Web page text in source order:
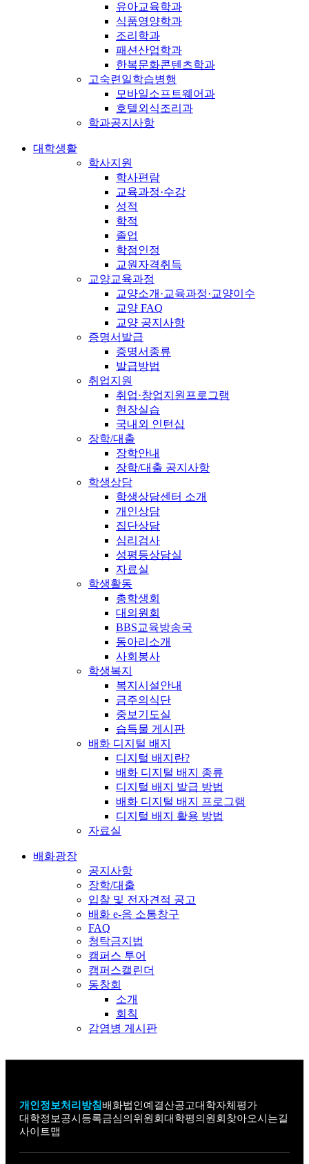
유아교육학과
식품영양학과
조리학과
패션산업학과
한복문화콘텐츠학과
고숙련일학습병행
모바일소프트웨어과
호텔외식조리과
학과공지사항
대학생활
학사지원
학사편람
교육과정·수강
성적
학적
졸업
학점인정
교원자격취득
교양교육과정
교양소개·교육과정·교양이수
교양 FAQ
교양 공지사항
증명서발급
증명서종류
발급방법
취업지원
취업·창업지원프로그램
현장실습
국내외 인턴십
장학/대출
장학안내
장학/대출 공지사항
학생상담
학생상담센터 소개
개인상담
집단상담
심리검사
성평등상담실
자료실
학생활동
총학생회
대의원회
BBS교육방송국
동아리소개
사회봉사
학생복지
복지시설안내
금주의식단
중보기도실
습득물 게시판
배화 디지털 배지
디지털 배지란?
배화 디지털 배지 종류
디지털 배지 발급 방법
배화 디지털 배지 프로그램
디지털 배지 활용 방법
자료실
배화광장
공지사항
장학/대출
입찰 및 전자견적 공고
배화 e-음 소통창구
FAQ
청탁금지법
캠퍼스 투어
캠퍼스캘린더
동창회
소개
회칙
감염병 게시판
개인정보처리방침배화법인예결산공고대학자체평가
대학정보공시등록금심의위원회대학평의원회찾아오시는길
사이트맵